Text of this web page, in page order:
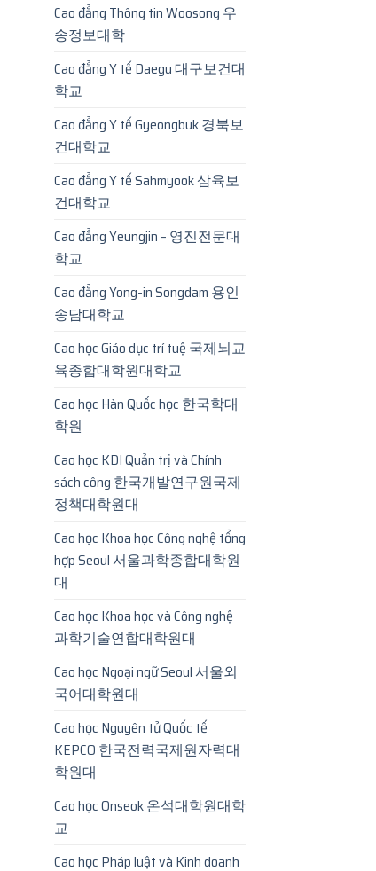
Cao đẳng Thông tin Woosong 우
송정보대학
Cao đẳng Y tế Daegu 대구보건대
학교
Cao đẳng Y tế Gyeongbuk 경북보
건대학교
Cao đẳng Y tế Sahmyook 삼육보
건대학교
Cao đẳng Yeungjin – 영진전문대
학교
Cao đẳng Yong-in Songdam 용인
송담대학교
Cao học Giáo dục trí tuệ 국제뇌교
육종합대학원대학교
Cao học Hàn Quốc học 한국학대
학원
Cao học KDI Quản trị và Chính
sách công 한국개발연구원국제
정책대학원대
Cao học Khoa học Công nghệ tổng
hợp Seoul 서울과학종합대학원
대
Cao học Khoa học và Công nghệ
과학기술연합대학원대
Cao học Ngoại ngữ Seoul 서울외
국어대학원대
Cao học Nguyên tử Quốc tế
KEPCO 한국전력국제원자력대
학원대
Cao học Onseok 온석대학원대학
교
Cao học Pháp luật và Kinh doanh